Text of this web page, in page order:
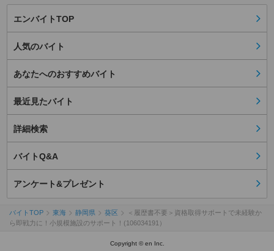
エンバイトTOP
人気のバイト
あなたへのおすすめバイト
最近見たバイト
詳細検索
バイトQ&A
アンケート&プレゼント
バイトTOP 東海 静岡県 葵区
＜履歴書不要＞資格取得サポートで未経験か
ら即戦力に！小規模施設のサポート！(106034191）
Copyright © en Inc.